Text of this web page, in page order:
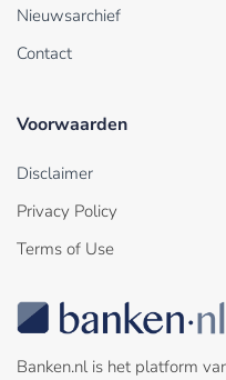
Nieuwsarchief
Contact
Voorwaarden
Disclaimer
Privacy Policy
Terms of Use
Banken.nl is het platform